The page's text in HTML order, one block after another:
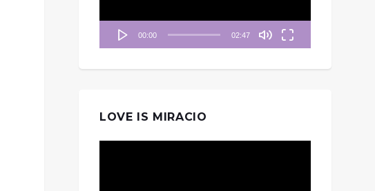
00:00 02:47
LOVE IS MIRACIO